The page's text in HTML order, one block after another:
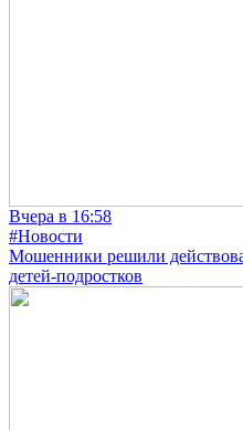
Вчера в 16:58
#Новости
Мошенники решили
детей-подростков